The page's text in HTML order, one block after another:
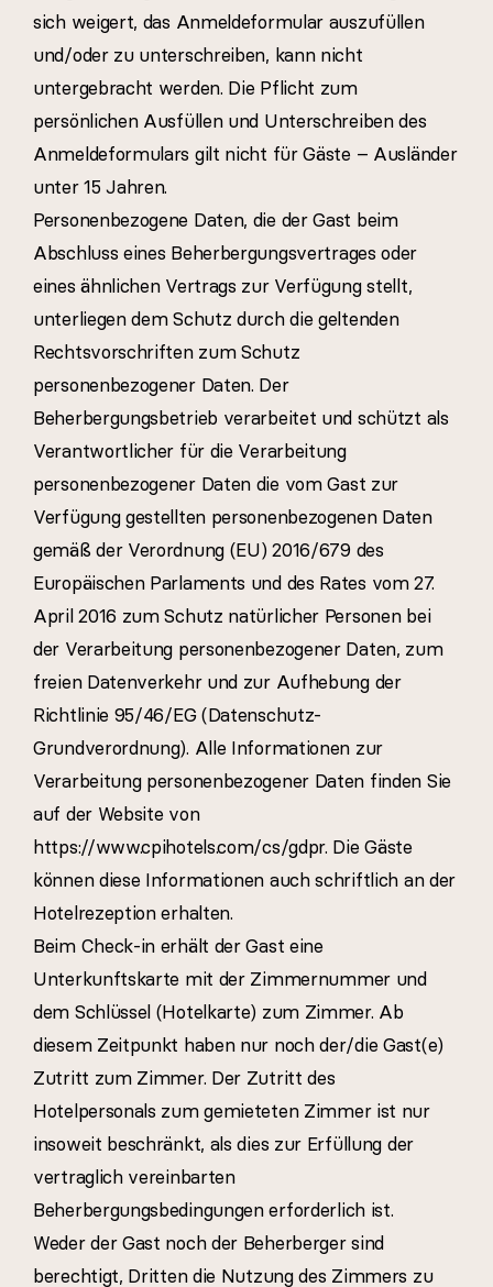
sich weigert, das Anmeldeformular auszufüllen
und/oder zu unterschreiben, kann nicht
untergebracht werden. Die Pflicht zum
persönlichen Ausfüllen und Unterschreiben des
Anmeldeformulars gilt nicht für Gäste – Ausländer
unter 15 Jahren.
Personenbezogene Daten, die der Gast beim
Abschluss eines Beherbergungsvertrages oder
eines ähnlichen Vertrags zur Verfügung stellt,
unterliegen dem Schutz durch die geltenden
Rechtsvorschriften zum Schutz
personenbezogener Daten. Der
Beherbergungsbetrieb verarbeitet und schützt als
Verantwortlicher für die Verarbeitung
personenbezogener Daten die vom Gast zur
Verfügung gestellten personenbezogenen Daten
gemäß der Verordnung (EU) 2016/679 des
Europäischen Parlaments und des Rates vom 27.
April 2016 zum Schutz natürlicher Personen bei
der Verarbeitung personenbezogener Daten, zum
freien Datenverkehr und zur Aufhebung der
Richtlinie 95/46/EG (Datenschutz-
Grundverordnung). Alle Informationen zur
Verarbeitung personenbezogener Daten finden Sie
auf der Website von
https://www.cpihotels.com/cs/gdpr. Die Gäste
können diese Informationen auch schriftlich an der
Hotelrezeption erhalten.
Beim Check-in erhält der Gast eine
Unterkunftskarte mit der Zimmernummer und
dem Schlüssel (Hotelkarte) zum Zimmer. Ab
diesem Zeitpunkt haben nur noch der/die Gast(e)
Zutritt zum Zimmer. Der Zutritt des
Hotelpersonals zum gemieteten Zimmer ist nur
insoweit beschränkt, als dies zur Erfüllung der
vertraglich vereinbarten
Beherbergungsbedingungen erforderlich ist.
Weder der Gast noch der Beherberger sind
berechtigt, Dritten die Nutzung des Zimmers zu